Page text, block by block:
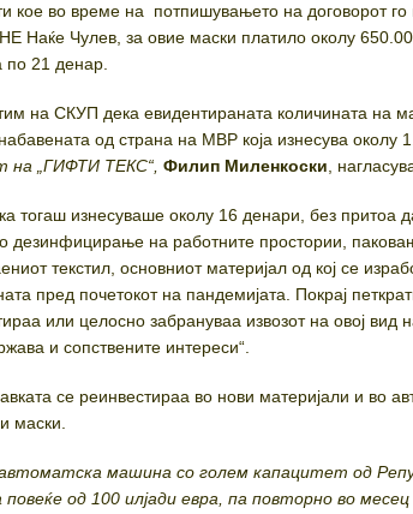
кое во време на потпишувањето на договорот го
Наќе Чулев, за овие маски платило околу
по 21 денар.
на СКУП дека евидентираната количината на
од страна на МВР која изнесува околу
на „ГИФТИ ТЕКС“,Филип Миленкоски ,
тогаш изнесуваше околу 16 денари, без притоа
дезинфицирање на работните простории,
текстил, основниот материјал од кој се
пред почетокот на пандемијата. Покрај
или целосно забрануваа извозот на овој вид
и сопствените интереси“.
се реинвестираа во нови материјали и во
маски.
машина со голем капацитет од
од 100 илјади евра, па повторно во месец